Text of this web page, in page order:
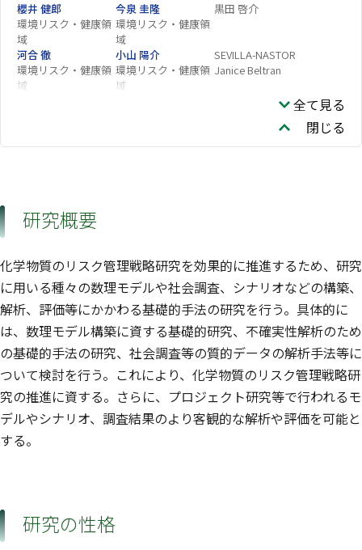
櫻井 健郎
環境リスク・健康領
域
今泉 圭隆
環境リスク・健康領
域
黒田 啓介
河合 徹
環境リスク・健康領
域
小山 陽介
環境リスク・健康領
域
SEVILLA-NASTOR
Janice Beltran
全て見る
閉じる
研究概要
化学物質のリスク管理戦略研究を効果的に推進するため、研究
に用いる種々の数理モデルや社会調査、シナリオなどの構築、
解析、評価等にかかわる基礎的手法の研究を行う。具体的に
は、数理モデル構築に資する基礎的研究、不確実性解析のため
の基礎的手法の研究、社会調査等の質的データの解析手法等に
ついて検討を行う。これにより、化学物質のリスク管理戦略研
究の推進に資する。さらに、プロジェクト研究等で行われるモ
デルやシナリオ、調査結果のより客観的な解析や評価を可能と
する。
研究の性格